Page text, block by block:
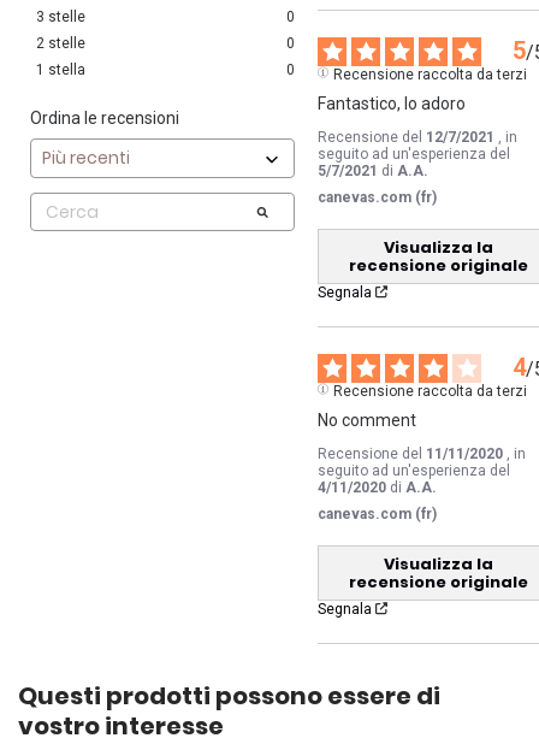
3 stelle
0
2 stelle
0
1 stella 0
Ordina le recensioni
5/
Recensione raccolta da terzi
Fantastico, lo adoro
Recensione del 12/7/2021
, in
seguito ad un'esperienza del
5/7/2021 di A.A.
canevas.com (fr)
Visualizza la
recensione originale
Segnala
4/
Recensione raccolta da terzi
No comment
Recensione del 11/11/2020
, in
seguito ad un'esperienza del
4/11/2020 di A.A.
canevas.com (fr)
Visualizza la
recensione originale
Segnala
Questi prodotti possono essere di
vostro interesse